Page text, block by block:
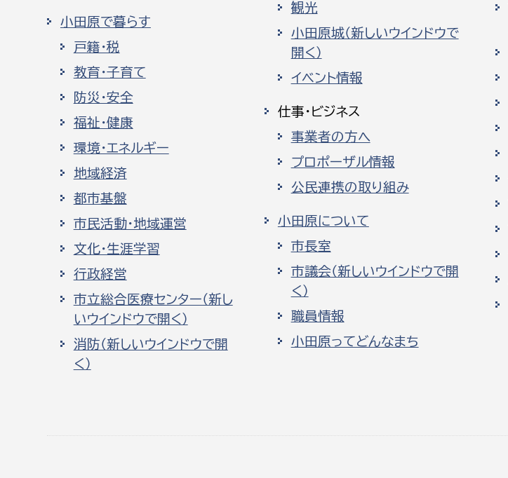
小田原で暮らす
戸籍・税
教育・子育て
防災・安全
福祉・健康
環境・エネルギー
地域経済
都市基盤
市民活動・地域運営
文化・生涯学習
行政経営
市立総合医療センター（新し
いウインドウで開く）
消防（新しいウインドウで開
く）
観光
小田原城（新しいウインドウで
開く）
イベント情報
仕事・ビジネス
事業者の方へ
プロポーザル情報
公民連携の取り組み
小田原について
市長室
市議会（新しいウインドウで開
く）
職員情報
小田原ってどんなまち